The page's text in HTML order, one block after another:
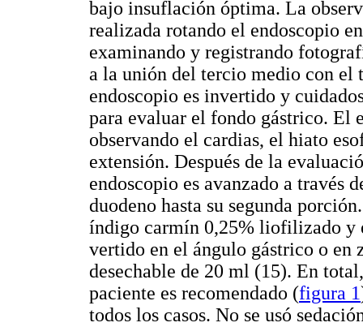
bajo insuflación óptima. La
realizada rotando el endoscopio
examinando y registrando
a la unión del tercio medio con
endoscopio es invertido y
para evaluar el fondo gástrico. El
observando el cardias, el hiato
extensión. Después de la
endoscopio es avanzado a través
duodeno hasta su segunda
índigo carmín 0,25% liofilizado y
vertido en el ángulo gástrico o en
desechable de 20 ml (15). En
paciente es recomendado (figura 1
todos los casos. No se usó